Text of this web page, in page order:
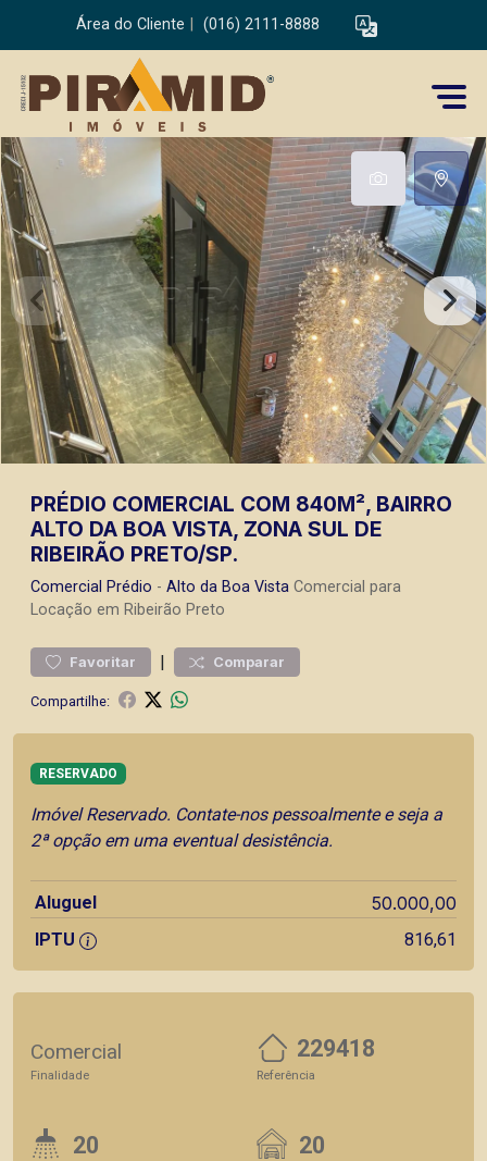
Área do Cliente (016) 2111-8888
PRÉDIO COMERCIAL COM 840M², BAIRRO
ALTO DA BOA VISTA, ZONA SUL DE
RIBEIRÃO PRETO/SP.
Comercial Prédio - Alto da Boa Vista Comercial para
Locação em Ribeirão Preto
Favoritar | Comparar
Compartilhe:
RESERVADO
Imóvel Reservado. Contate-nos pessoalmente e seja a
2ª opção em uma eventual desistência.
Aluguel 50.000,00
IPTU 816,61
Comercial
Finalidade
229418
Referência
20 20